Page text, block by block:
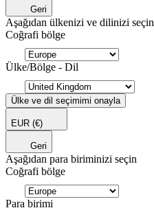
Geri
Aşağıdan ülkenizi ve dilinizi seçin
Coğrafi bölge
Ülke/Bölge - Dil
Ülke ve dil seçimimi onayla
EUR (€)
Geri
Aşağıdan para biriminizi seçin
Coğrafi bölge
Para birimi